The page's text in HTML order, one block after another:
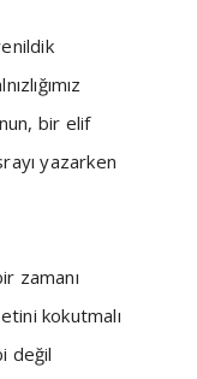
bir elif
yazarken
zamanı
kokutmalı
değil